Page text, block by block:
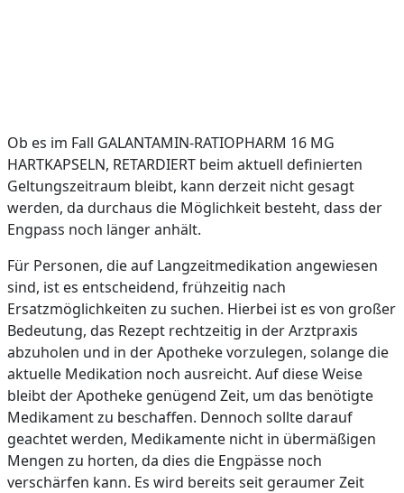
Ob es im Fall GALANTAMIN-RATIOPHARM 16 MG
HARTKAPSELN, RETARDIERT beim aktuell definierten
Geltungszeitraum bleibt, kann derzeit nicht gesagt
werden, da durchaus die Möglichkeit besteht, dass der
Engpass noch länger anhält.
Für Personen, die auf Langzeitmedikation angewiesen
sind, ist es entscheidend, frühzeitig nach
Ersatzmöglichkeiten zu suchen. Hierbei ist es von großer
Bedeutung, das Rezept rechtzeitig in der Arztpraxis
abzuholen und in der Apotheke vorzulegen, solange die
aktuelle Medikation noch ausreicht. Auf diese Weise
bleibt der Apotheke genügend Zeit, um das benötigte
Medikament zu beschaffen. Dennoch sollte darauf
geachtet werden, Medikamente nicht in übermäßigen
Mengen zu horten, da dies die Engpässe noch
verschärfen kann. Es wird bereits seit geraumer Zeit